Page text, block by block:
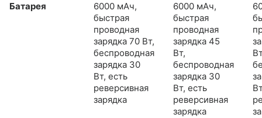
Батарея
6000 мАч,
быстрая
проводная
зарядка 70 Вт,
беспроводная
зарядка 30
Вт, есть
реверсивная
зарядка
6000 мАч,
быстрая
проводная
зарядка 45
Вт,
беспроводная
зарядка 30
Вт, есть
реверсивная
зарядка